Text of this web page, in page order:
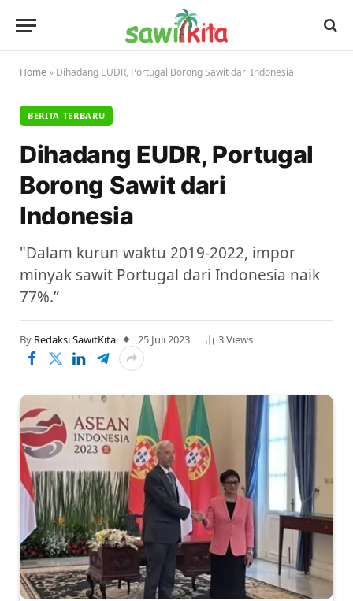
Home » Dihadang EUDR, Portugal Borong Sawit dari Indonesia
BERITA TERBARU
Dihadang EUDR, Portugal
Borong Sawit dari
Indonesia
"Dalam kurun waktu 2019-2022, impor
minyak sawit Portugal dari Indonesia naik
77%.”
By Redaksi SawitKita 25 Juli 2023 3Views